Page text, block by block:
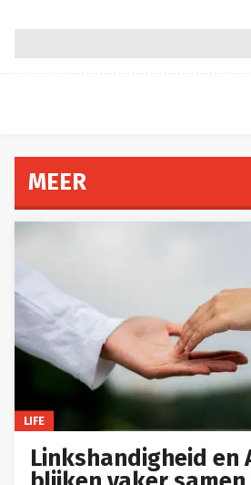
MEER
LIFE
Linkshandigheid en